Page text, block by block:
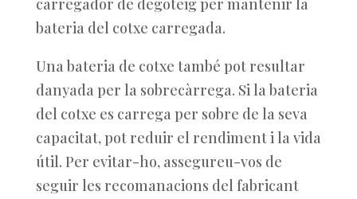
carregador de degoteig per mantenir la
bateria del cotxe carregada.
Una bateria de cotxe també pot resultar
danyada per la sobrecàrrega. Si la bateria
del cotxe es carrega per sobre de la seva
capacitat, pot reduir el rendiment i la vida
útil. Per evitar-ho, assegureu-vos de
seguir les recomanacions del fabricant